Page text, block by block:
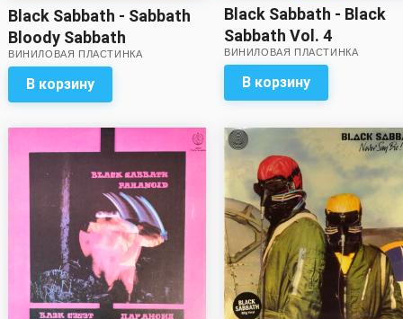
Black Sabbath - Sabbath
Bloody Sabbath
ВИНИЛОВАЯ ПЛАСТИНКА
В корзину
Black Sabbath - Black
Sabbath Vol. 4
ВИНИЛОВАЯ ПЛАСТИНКА
В корзину